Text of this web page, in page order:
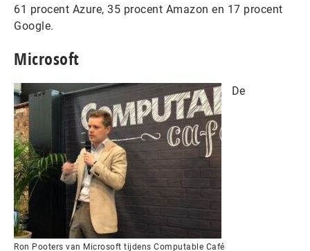
61 procent Azure, 35 procent Amazon en 17 procent
Google.
Microsoft
Ron Pooters van Microsoft tijdens Computable Café
De